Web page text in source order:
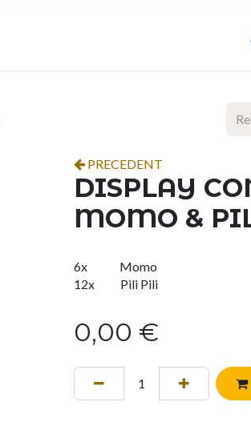
PRECEDENT
DISPLAY
MOMO &
6x
​Momo
12x
​Pili Pili
0,00 €